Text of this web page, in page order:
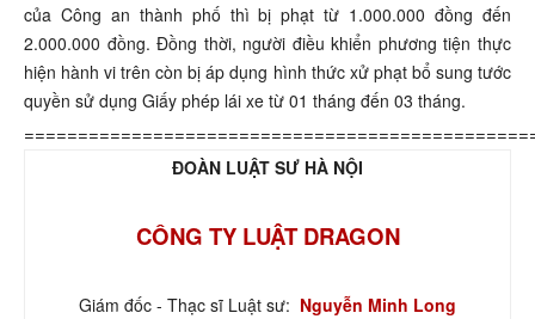
của Công an thành phố thì bị phạt từ 1.000.000 đồng đến
2.000.000 đồng. Đồng thời, người điều khiển phương tiện thực
hiện hành vi trên còn bị áp dụng hình thức xử phạt bổ sung tước
quyền sử dụng Giấy phép lái xe từ 01 tháng đến 03 tháng.
ĐOÀN LUẬT SƯ HÀ NỘI
CÔNG TY LUẬT DRAGON
Giám đốc - Thạc sĩ Luật sư: Nguyễn Minh Long